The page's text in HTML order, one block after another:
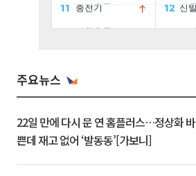
주요뉴스
22일 만에 다시 문 연 홈플러스…정상화 바
쁜데 재고 없어 ‘발동동’[가보니]